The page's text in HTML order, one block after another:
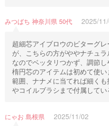
みつばち 神奈川県 50代 2025/
超細芯アイブロウのビターグ
が、こちらの方がややナチュ
なのでベッタリつかず、調節し
楕円芯のアイテムは初めて使
範囲、ナナメに当てれば細く
やコイルブラシまで付属して
にゃお 島根県 2025/11/02